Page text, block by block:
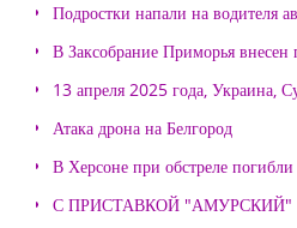
Подростки напали на водителя
В Заксобрание Приморья
13 апреля 2025 года, Украина,
Атака дрона на Белгород
В Херсоне при обстреле погибли
С ПРИСТАВКОЙ "АМУРСКИЙ"